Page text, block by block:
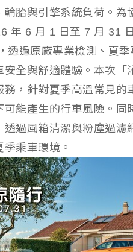
胎與引擎系統負荷。為
年 6 月 1 日至 7 月 31
透過原廠專業檢測、夏
全與舒適體驗。本次「
，針對夏季高溫常見的
能產生的行車風險。同
過風箱清潔與粉塵過濾
乘車環境。